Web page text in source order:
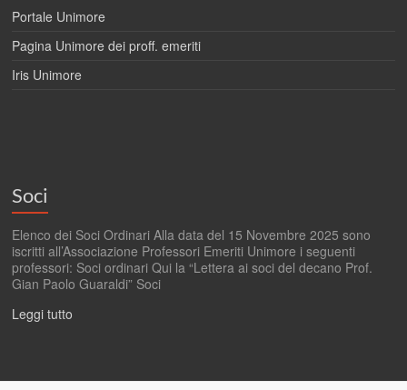
Portale Unimore
Pagina Unimore dei proff. emeriti
Iris Unimore
Soci
Elenco dei Soci Ordinari Alla data del 15 Novembre 2025 sono
iscritti all’Associazione Professori Emeriti Unimore i seguenti
professori: Soci ordinari Qui la “Lettera ai soci del decano Prof.
Gian Paolo Guaraldi” Soci
Leggi tutto